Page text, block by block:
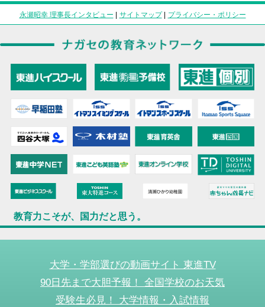
永瀬昭幸 理事長インタビュー | サイトマップ| プライバシー・ポリシー
教育力こそが、国力だと思う。
大学・学部選びの動画サイト 東進TV
90日先まで大胆予報！ 全国学校のお天気
受験生必見！ 大学情報・入試情報